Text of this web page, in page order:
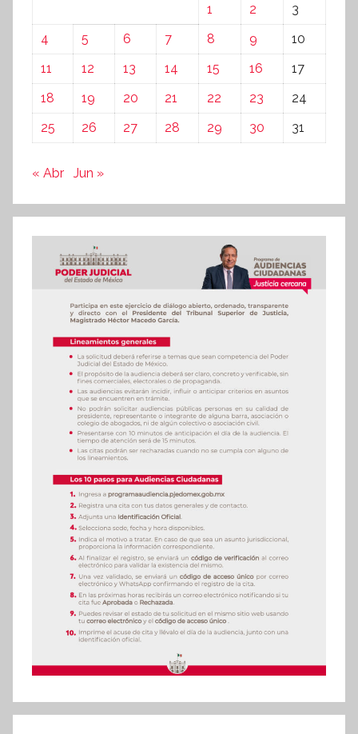
1
2
3
4
5 6 7 8 9
10
11
12 13 14 15 16
17
18
19 20 21 22 23
24
25
26 27 28 29 30 31
« Abr Jun »